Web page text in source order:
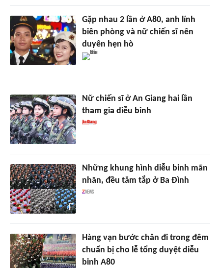
Gặp nhau 2 lần ở A80, anh lính
biên phòng và nữ chiến sĩ nên
duyên hẹn hò
Nữ chiến sĩ ở An Giang hai lần
tham gia diễu binh
Những khung hình diễu binh mãn
nhãn, đều tăm tắp ở Ba Đình
Hàng vạn bước chân đi trong đêm
chuẩn bị cho lễ tổng duyệt diễu
binh A80